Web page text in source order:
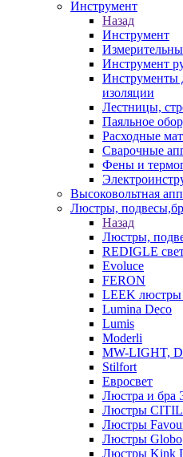
Инструмент
Назад
Инструмент
Инструмент
Инструменты
изоляции
Лестницы,
Паяльное
Расходные
Сварочные
Фены и
Высоковольтная
Люстры,
Назад
Люстры,
REDIGLE
Evoluce
FERON
LEEK люстры
Lumina Deco
Lumis
Moderli
MW-LIGHT,
Stilfort
Евросвет
Люстра и
Люстры
Люстры
Люстры Globo
Люстры Kink